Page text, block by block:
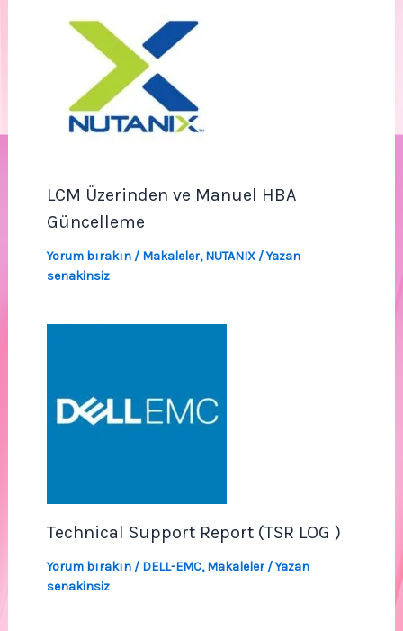
LCM Üzerinden ve Manuel HBA
Güncelleme
Yorum bırakın / Makaleler,NUTANIX/ Yazan
senakinsiz
Technical Support Report (TSR LOG )
Yorum bırakın / DELL-EMC,Makaleler/ Yazan
senakinsiz